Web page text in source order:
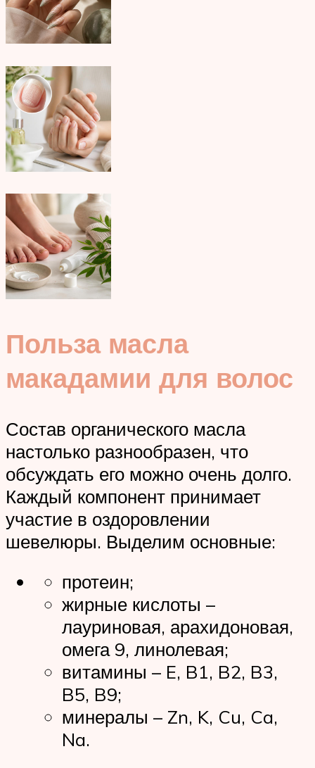
Польза масла
макадамии для волос
Состав органического масла
настолько разнообразен, что
обсуждать его можно очень долго.
Каждый компонент принимает
участие в оздоровлении
шевелюры. Выделим основные:
протеин;
жирные кислоты –
лауриновая, арахидоновая,
омега 9, линолевая;
витамины – E, B1, B2, B3,
B5, B9;
минералы – Zn, K, Cu, Ca,
Na.